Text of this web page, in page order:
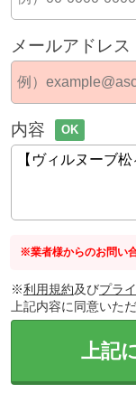
メールアドレス
内容 OK
※業者様からのお問い
※利用規約及びプラ
上記内容に同意いた
上記